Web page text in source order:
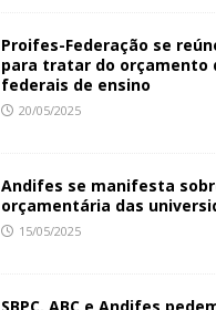
Proifes-Federação se
para tratar do orçamento
federais de ensino
20/05/2025
Andifes se manifesta
orçamentária das
15/05/2025